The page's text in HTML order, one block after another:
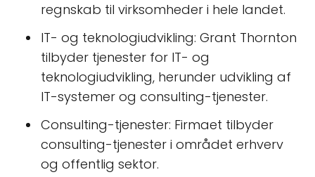
regnskab til virksomheder i hele landet.
IT- og teknologiudvikling: Grant Thornton
tilbyder tjenester for IT- og
teknologiudvikling, herunder udvikling af
IT-systemer og consulting-tjenester.
Consulting-tjenester: Firmaet tilbyder
consulting-tjenester i området erhverv
og offentlig sektor.